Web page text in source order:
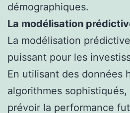
démographiques.
La modélisation
La modélisation
puissant pour les
En utilisant des données
algorithmes
prévoir la performance